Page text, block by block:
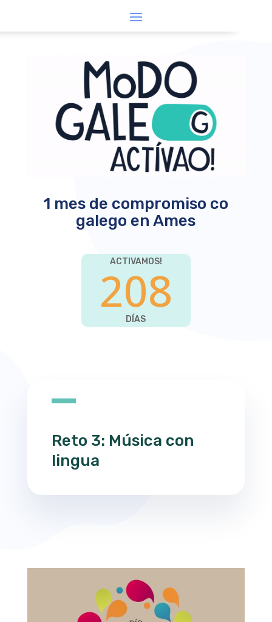
1 mes de compromiso co
galego en Ames
ACTIVAMOS!
208
DÍAS
Reto 3: Música con
lingua